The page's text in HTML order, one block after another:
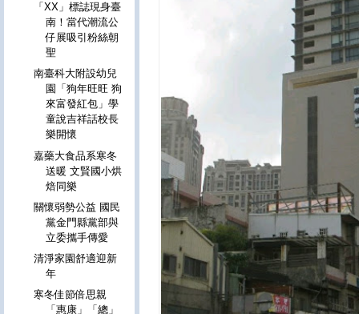
「XX」標誌現身臺
南！當代潮流公
仔展吸引粉絲朝
聖
南臺科大附設幼兒
園「狗年旺旺 狗
來富發紅包」學
童說吉祥話校長
樂開懷
嘉藥大食品系寒冬
送暖 文賢國小烘
焙同樂
關懷弱勢公益 國民
黨金門縣黨部與
立委攜手傳愛
清淨家園舒適迎新
年
寒冬佳節倍思親
「惠康」「總」